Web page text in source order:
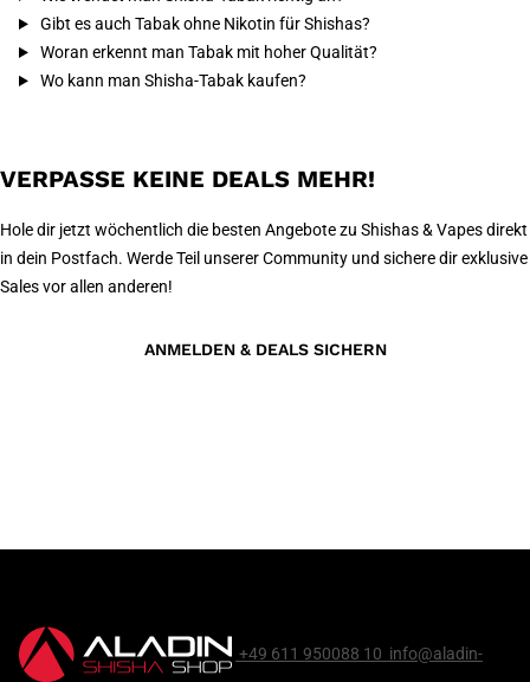
Gibt es auch Tabak ohne Nikotin für Shishas?
Woran erkennt man Tabak mit hoher Qualität?
Wo kann man Shisha-Tabak kaufen?
VERPASSE KEINE DEALS MEHR!
Hole dir jetzt wöchentlich die besten Angebote zu Shishas & Vapes direkt
in dein Postfach. Werde Teil unserer Community und sichere dir exklusive
Sales vor allen anderen!
ANMELDEN & DEALS SICHERN
+49 611 950088 10 info@aladin-